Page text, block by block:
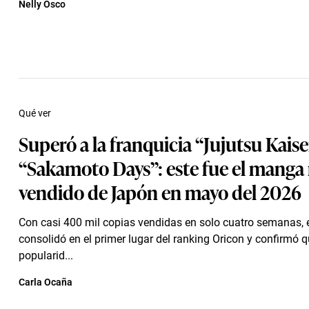
Nelly Osco
Superó a la franquicia “Jujutsu
“Sakamoto Days”: este fue el
vendido de Japón en mayo del 2026
Con casi 400 mil copias vendidas en solo cuatro semanas,
consolidó en el primer lugar del ranking Oricon y confirmó
popularid...
Qué ver
Carla Ocaña